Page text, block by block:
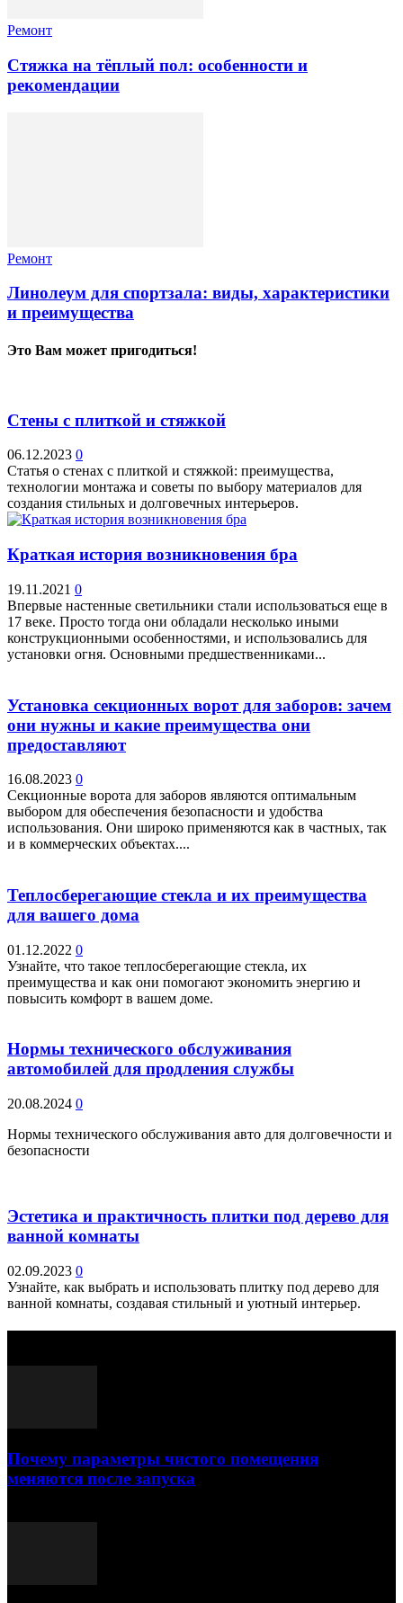
Ремонт
Стяжка на тёплый пол: особенности и
рекомендации
Ремонт
Линолеум для спортзала: виды, характеристики
и преимущества
Это Вам может пригодиться!
Стены с плиткой и стяжкой
06.12.2023 0
Статья о стенах с плиткой и стяжкой: преимущества,
технологии монтажа и советы по выбору материалов для
создания стильных и долговечных интерьеров.
Краткая история возникновения бра
19.11.2021 0
Впервые настенные светильники стали использоваться еще в
17 веке. Просто тогда они обладали несколько иными
конструкционными особенностями, и использовались для
установки огня. Основными предшественниками...
Установка секционных ворот для заборов: зачем
они нужны и какие преимущества они
предоставляют
16.08.2023 0
Секционные ворота для заборов являются оптимальным
выбором для обеспечения безопасности и удобства
использования. Они широко применяются как в частных, так
и в коммерческих объектах....
Теплосберегающие стекла и их преимущества
для вашего дома
01.12.2022 0
Узнайте, что такое теплосберегающие стекла, их
преимущества и как они помогают экономить энергию и
повысить комфорт в вашем доме.
Нормы технического обслуживания
автомобилей для продления службы
20.08.2024 0
Нормы технического обслуживания авто для долговечности и
безопасности
Эстетика и практичность плитки под дерево для
ванной комнаты
02.09.2023 0
Узнайте, как выбрать и использовать плитку под дерево для
ванной комнаты, создавая стильный и уютный интерьер.
Почему параметры чистого помещения
меняются после запуска